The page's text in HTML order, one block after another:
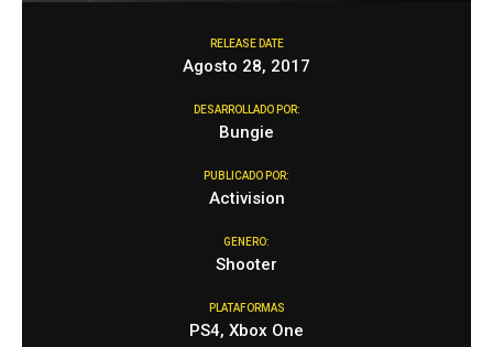
RELEASE DATE
Agosto 28, 2017
DESARROLLADO POR:
Bungie
PUBLICADO POR:
Activision
GENERO:
Shooter
PLATAFORMAS
PS4, Xbox One